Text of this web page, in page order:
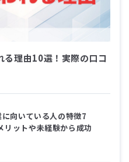
る理由10選！実際の口コ
向いている人の特徴7
リットや未経験から成功